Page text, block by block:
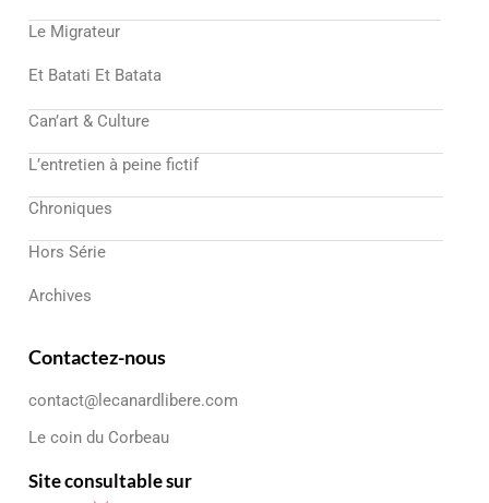
Le Migrateur
Et Batati Et Batata
Can’art & Culture
L’entretien à peine fictif
Chroniques
Hors Série
Archives
Contactez-nous
contact@lecanardlibere.com
Le coin du Corbeau
Site consultable sur